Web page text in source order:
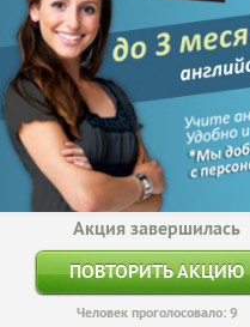
Акция завершилась
ПОВТОРИТЬ АКЦИЮ
Человек проголосовало: 9